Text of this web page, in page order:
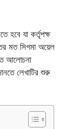
হবে যা কর্তৃপক্ষ
মত সিগমা অয়েল
আলোচনা
লেখাটির শুরু